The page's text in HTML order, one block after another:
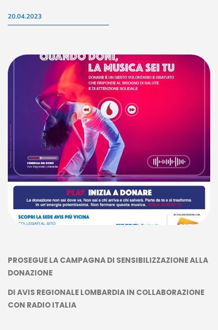
20.04.2023
PROSEGUE LA CAMPAGNA DI SENSIBILIZZAZIONE ALLA
DONAZIONE
DI AVIS REGIONALE LOMBARDIA IN COLLABORAZIONE
CON RADIO ITALIA